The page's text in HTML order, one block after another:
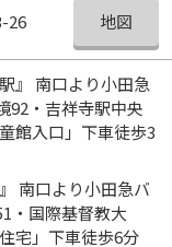
26 地図
』 南口より小田急
92・吉祥寺駅中央
館入口」下車徒歩3
南口より小田急バ
・国際基督教大
宅」下車徒歩6分